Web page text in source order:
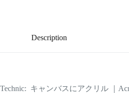
Description
Technic: キャンバスにアクリル ｜